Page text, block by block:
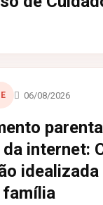
06/08/2026
internet:
família